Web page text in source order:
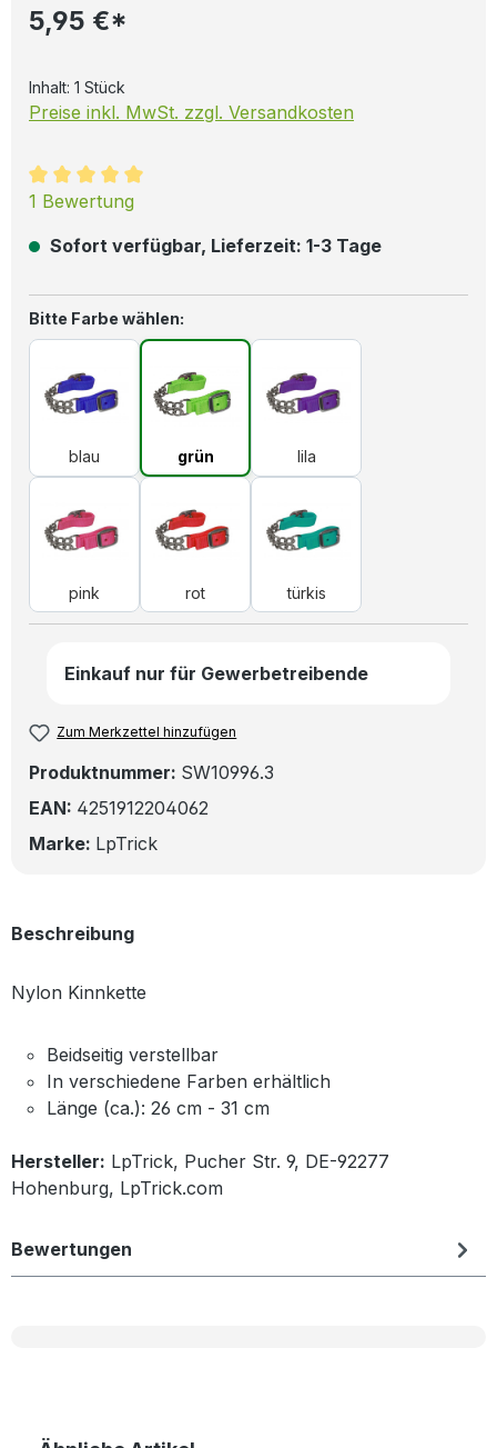
5,95 €*
Inhalt: 1 Stück
Preise inkl. MwSt. zzgl. Versandkosten
Durchschnittliche Bewertung von 5 von 5 Sternen
1 Bewertung
Sofort verfügbar, Lieferzeit: 1-3 Tage
Bitte Farbe wählen:
blau
blau
grün
grün
lila
lila
pink
pink
rot
rot
türkis
türkis
Einkauf nur für Gewerbetreibende
Zum Merkzettel hinzufügen
Produktnummer: SW10996.3
EAN: 4251912204062
Marke: LpTrick
Beschreibung
Nylon Kinnkette
Beidseitig verstellbar
In verschiedene Farben erhältlich
Länge (ca.): 26 cm - 31 cm
Hersteller: LpTrick, Pucher Str. 9, DE-92277
Hohenburg, LpTrick.com
Bewertungen